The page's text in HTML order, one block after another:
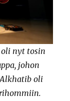
nyt tosin
johon
oli